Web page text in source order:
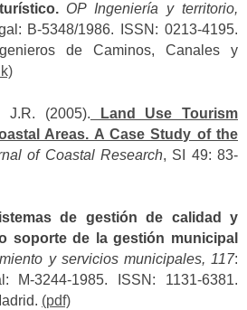
OP Ingeniería y territorio,
B-5348/1986. ISSN: 0213-4195.
de Caminos, Canales y
J.R. (2005). Land Use Tourism
Areas. A Case Study of the
of Coastal Research, SI 49: 83-
de gestión de calidad y
soporte de la gestión municipal
y servicios municipales, 117:
M-3244-1985. ISSN: 1131-6381.
(pdf)